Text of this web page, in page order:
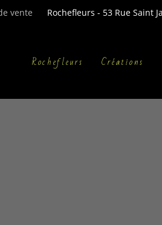
vente Rochefleurs - 53 Rue Saint
Rochefleurs Créations